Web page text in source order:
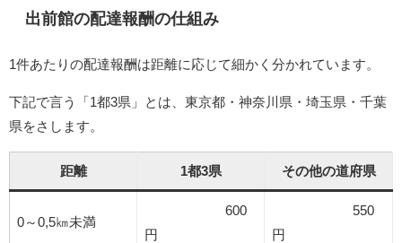
出前館の配達報酬の仕組み
1件あたりの配達報酬は距離に応じて細かく分かれています。
下記で言う「1都3県」とは、東京都・神奈川県・埼玉県・千葉
県をさします。
距離 1都3県 その他の道府県
0～0,5㎞未満
600
円
550
円